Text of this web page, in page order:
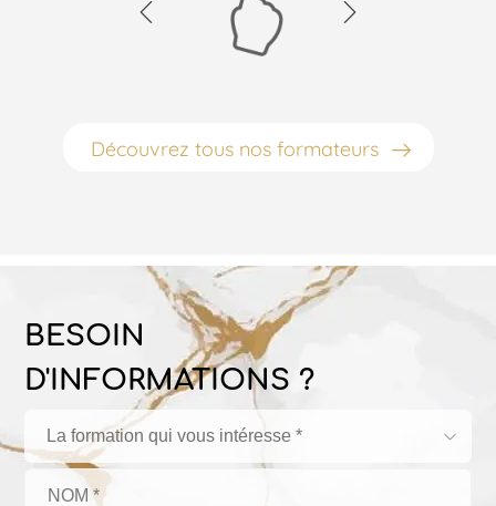
Découvrez tous nos formateurs
BESOIN
D'INFORMATIONS ?
La formation qui vous intéresse *